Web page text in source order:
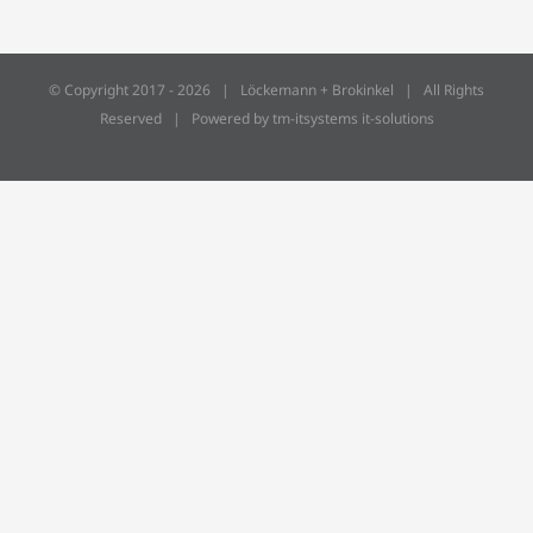
© Copyright 2017 - 2026 | Löckemann + Brokinkel | All Rights
Reserved | Powered by tm-itsystems it-solutions